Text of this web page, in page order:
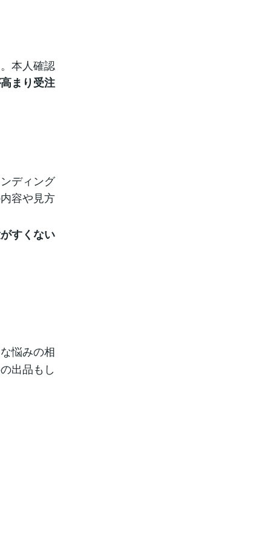
本人確認
まり受注
ディング
容や見方
すくない
悩みの相
出品もし